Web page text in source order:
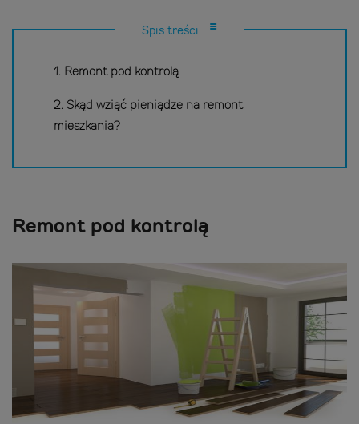
Spis treści
1. Remont pod kontrolą
2. Skąd wziąć pieniądze na remont
mieszkania?
Remont pod kontrolą